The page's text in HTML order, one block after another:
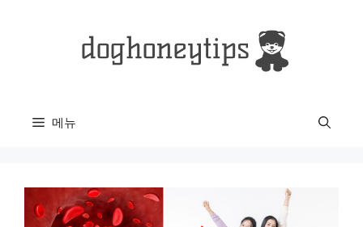
메뉴